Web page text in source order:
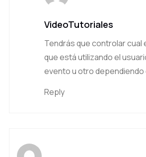
VideoTutoriales
Tendrás que controlar cual
que está utilizando el
evento u otro dependiendo
Reply